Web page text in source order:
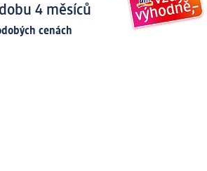
4 měsíců
cenách